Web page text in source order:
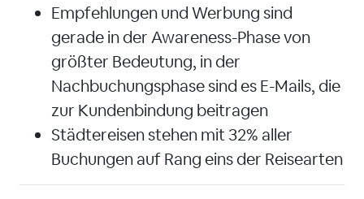
Empfehlungen und Werbung sind
gerade in der Awareness-Phase von
größter Bedeutung, in der
Nachbuchungsphase sind es E-Mails, die
zur Kundenbindung beitragen
Städtereisen stehen mit 32% aller
Buchungen auf Rang eins der Reisearten